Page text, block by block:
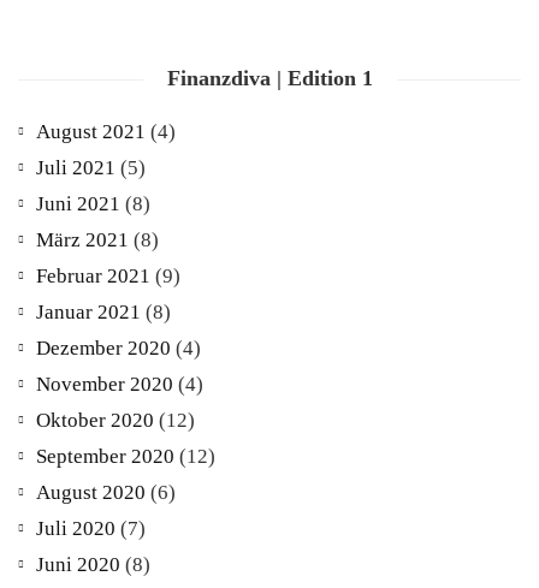
Finanzdiva | Edition 1
August 2021 (4)
Juli 2021 (5)
Juni 2021 (8)
März 2021 (8)
Februar 2021 (9)
Januar 2021 (8)
Dezember 2020 (4)
November 2020 (4)
Oktober 2020 (12)
September 2020 (12)
August 2020 (6)
Juli 2020 (7)
Juni 2020 (8)